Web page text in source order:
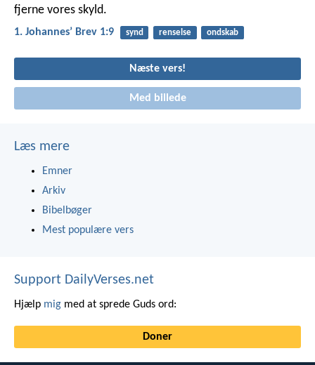
fjerne vores skyld.
1. Johannesʼ Brev 1:9 synd renselse ondskab
Næste vers!
Med billede
Læs mere
Emner
Arkiv
Bibelbøger
Mest populære vers
Support DailyVerses.net
Hjælp mig med at sprede Guds ord:
Doner